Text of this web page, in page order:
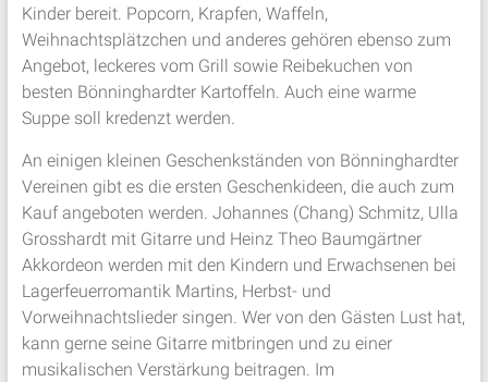
Kinder bereit. Popcorn, Krapfen, Waffeln,
Weihnachtsplätzchen und anderes gehören ebenso zum
Angebot, leckeres vom Grill sowie Reibekuchen von
besten Bönninghardter Kartoffeln. Auch eine warme
Suppe soll kredenzt werden.
An einigen kleinen Geschenkständen von Bönninghardter
Vereinen gibt es die ersten Geschenkideen, die auch zum
Kauf angeboten werden. Johannes (Chang) Schmitz, Ulla
Grosshardt mit Gitarre und Heinz Theo Baumgärtner
Akkordeon werden mit den Kindern und Erwachsenen bei
Lagerfeuerromantik Martins, Herbst- und
Vorweihnachtslieder singen. Wer von den Gästen Lust hat,
kann gerne seine Gitarre mitbringen und zu einer
musikalischen Verstärkung beitragen. Im